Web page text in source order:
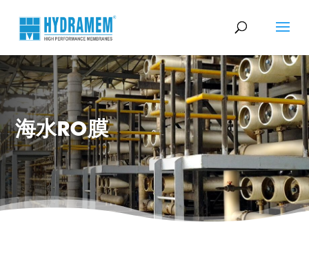
海水RO膜